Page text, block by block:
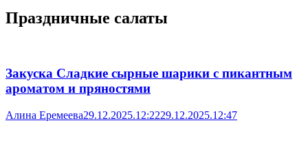
Праздничные салаты
Закуска Сладкие сырные шарики с пикантным
ароматом и пряностями
Алина Еремеева29.12.2025.12:2229.12.2025.12:47